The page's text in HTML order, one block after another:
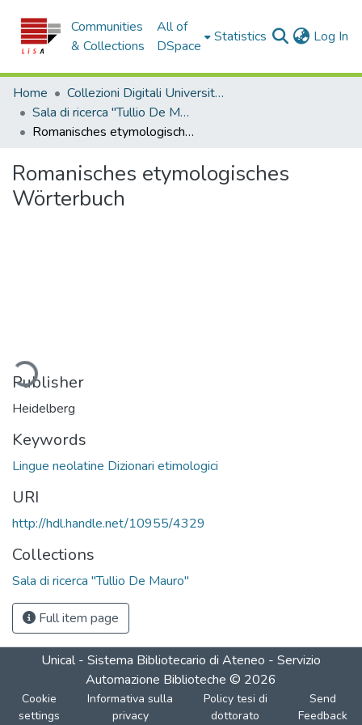
Communities
& Collections
All of
DSpace
Statistics Log In
Home
Collezioni Digitali Università della Calabria
Sala di ricerca "Tullio De Mauro"
Romanisches etymologisches Wörterbuch
Romanisches etymologisches
Wörterbuch
Publisher
Heidelberg
Keywords
Lingue neolatine Dizionari etimologici
URI
http://hdl.handle.net/10955/4329
Collections
Sala di ricerca "Tullio De Mauro"
Full item page
Unical - Sistema Bibliotecario di Ateneo - Servizio
Automazione Biblioteche © 2026
Cookie
settings
Informativa sulla
privacy
Policy tesi di
dottorato
Send
Feedback